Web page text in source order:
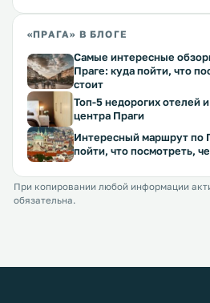
«ПРАГА» В БЛОГЕ
Самые интересные
Праге: куда пойти, что
стоит
Топ-5 недорогих отелей
центра Праги
Интересный маршрут по
пойти, что посмотреть,
При копировании любой информации
обязательна.